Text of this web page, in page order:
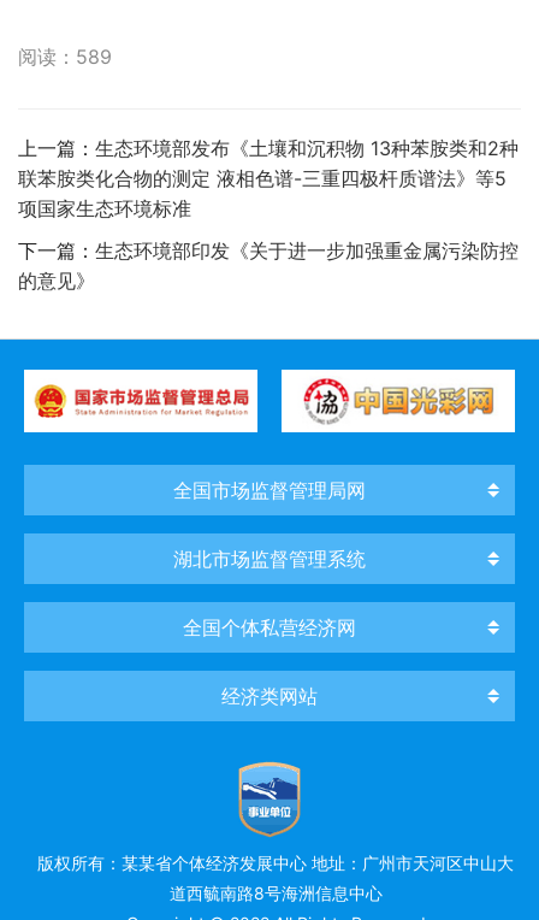
阅读：589
上一篇： 生态环境部发布《土壤和沉积物 13种苯胺类和2种
联苯胺类化合物的测定 液相色谱-三重四极杆质谱法》等5
项国家生态环境标准
下一篇： 生态环境部印发《关于进一步加强重金属污染防控
的意见》
全国市场监督管理局网
湖北市场监督管理系统
全国个体私营经济网
经济类网站
版权所有：某某省个体经济发展中心 地址：广州市天河区中山大
道西毓南路8号海洲信息中心